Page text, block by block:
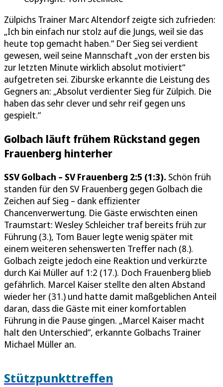
Zülpichs Trainer Marc Altendorf zeigte sich zufrieden:
„Ich bin einfach nur stolz auf die Jungs, weil sie das
heute top gemacht haben.“ Der Sieg sei verdient
gewesen, weil seine Mannschaft „von der ersten bis
zur letzten Minute wirklich absolut motiviert“
aufgetreten sei. Ziburske erkannte die Leistung des
Gegners an: „Absolut verdienter Sieg für Zülpich. Die
haben das sehr clever und sehr reif gegen uns
gespielt.“
Golbach läuft frühem Rückstand gegen
Frauenberg hinterher
SSV Golbach – SV Frauenberg 2:5 (1:3). Schön früh
standen für den SV Frauenberg gegen Golbach die
Zeichen auf Sieg – dank effizienter
Chancenverwertung. Die Gäste erwischten einen
Traumstart: Wesley Schleicher traf bereits früh zur
Führung (3.), Tom Bauer legte wenig später mit
einem weiteren sehenswerten Treffer nach (8.).
Golbach zeigte jedoch eine Reaktion und verkürzte
durch Kai Müller auf 1:2 (17.). Doch Frauenberg blieb
gefährlich. Marcel Kaiser stellte den alten Abstand
wieder her (31.) und hatte damit maßgeblichen Anteil
daran, dass die Gäste mit einer komfortablen
Führung in die Pause gingen. „Marcel Kaiser macht
halt den Unterschied“, erkannte Golbachs Trainer
Michael Müller an.
Stützpunkttreffen